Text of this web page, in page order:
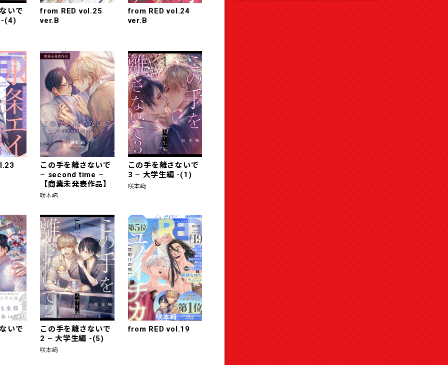
いで
-(4)
from RED vol.25
ver.B
from RED vol.24
ver.B
この手を離さないで
– second time –
【商業未発表作品】
咲本﨑
この手を離さないで
3 – 大学生編 -(1)
咲本﨑
いで
この手を離さないで
2 – 大学生編 -(5)
咲本﨑
from RED vol.19